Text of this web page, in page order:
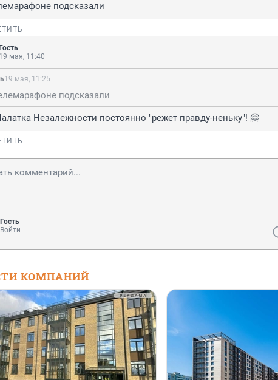
подсказали
Гость
19 мая, 11:40
19 мая, 11:25
подсказали
Незалежности постоянно "режет правду-неньку"! 🤗
Гость
Войти
КОМПАНИЙ